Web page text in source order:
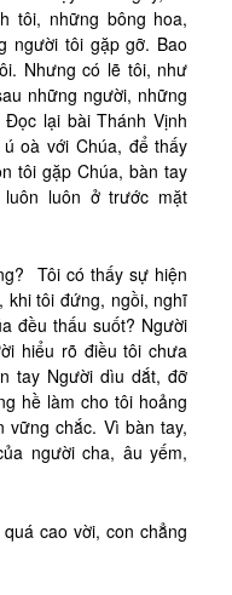
tôi, những bông hoa,
người tôi gặp gỡ. Bao
Nhưng có lẽ tôi, như
những người, những
lại bài Thánh Vịnh
oà với Chúa, để thấy
tôi gặp Chúa, bàn tay
luôn ở trước mặt
Tôi có thấy sự hiện
khi tôi đứng, ngồi, nghĩ
đều thấu suốt? Người
hiểu rõ điều tôi chưa
tay Người dìu dắt, đỡ
hề làm cho tôi hoảng
vững chắc. Vì bàn tay,
người cha, âu yếm,
cao vời, con chẳng